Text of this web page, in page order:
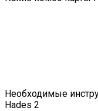
Необходимые
Hades 2